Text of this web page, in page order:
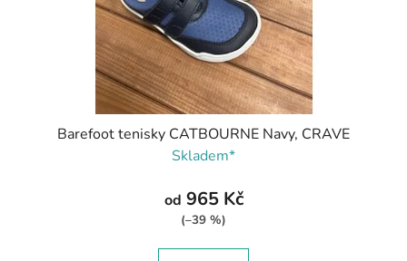
Barefoot tenisky CATBOURNE Navy, CRAVE
Skladem*
od 965 Kč
(–39 %)